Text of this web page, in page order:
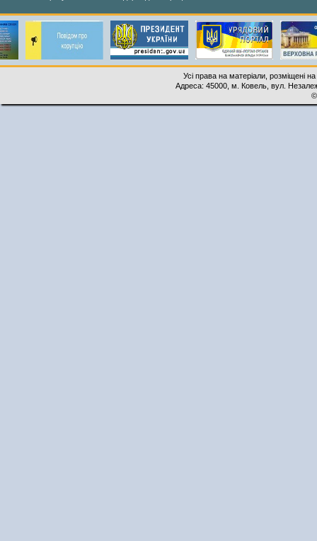
Усі права на матеріали, розміщені
Адреса: 45000, м. Ковель, вул.